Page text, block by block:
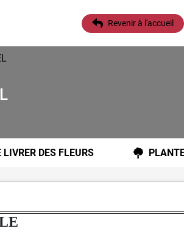
Revenir à l'accueil
LIVRER DES FLEURS